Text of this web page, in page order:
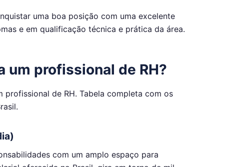
uma boa posição com uma excelente
e em qualificação técnica e prática da área.
um profissional de RH?
de RH. Tabela completa com os
com um amplo espaço para